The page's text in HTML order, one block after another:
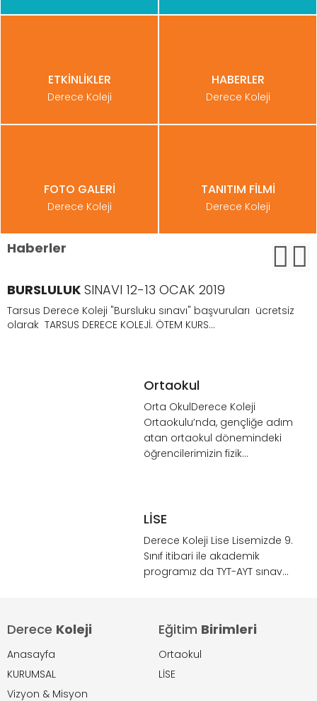
ETKİNLİKLER
Derece Koleji
HABERLER
Derece Koleji
FOTO GALERİ
Derece Koleji
TANITIM FİLMİ
Derece Koleji
Haberler
BURSLULUK SINAVI 12-13 OCAK 2019
Tarsus Derece Koleji "Bursluku sınavı" başvuruları ücretsiz
olarak TARSUS DERECE KOLEJİ. ÖTEM KURS...
Ortaokul
Orta OkulDerece Koleji
Ortaokulu’nda, gençliğe adım
atan ortaokul dönemindeki
öğrencilerimizin fizik...
LİSE
Derece Koleji Lise Lisemizde 9.
Sınıf itibari ile akademik
programız da TYT-AYT sınav...
Derece Koleji
Anasayfa
KURUMSAL
Vizyon & Misyon
Eğitim Birimleri
Ortaokul
LİSE